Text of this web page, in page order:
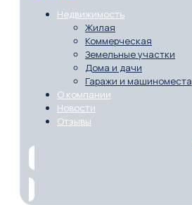
Недвижимость
Жилая
Коммерческая
Земельные участки
Дома и дачи
Гаражи и машиноместа
О компании
Новости
Отзывы